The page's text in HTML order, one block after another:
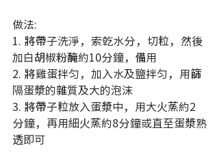
做法:
1. 將帶子洗淨，索乾水分，切粒，然後
加白胡椒粉醃約10分鐘，備用
2. 將雞蛋拌匀，加入水及鹽拌匀，用篩
隔蛋漿的雜質及大的泡沫
3. 將帶子粒放入蛋漿中，用大火蒸約2
分鐘，再用細火蒸約8分鐘或直至蛋漿熟
透即可